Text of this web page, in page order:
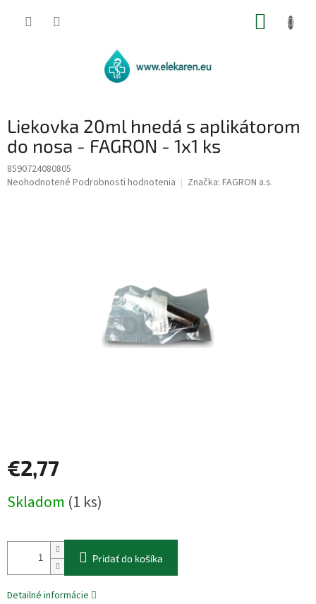
Liekovka 20ml hnedá s aplikátorom
do nosa - FAGRON - 1x1 ks
8590724080805
Priemerné
Neohodnotené Podrobnosti hodnotenia Značka: FAGRON a.s.
€2,77
cena:
Skladom (1 ks)
Pridať do košíka
Detailné informácie